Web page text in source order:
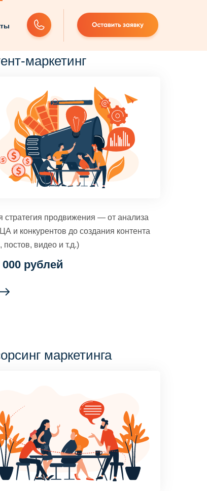
маркетинг
стратегия продвижения — от анализа
и конкурентов до создания контента
постов, видео и т.д.)
000 рублей
маркетинга